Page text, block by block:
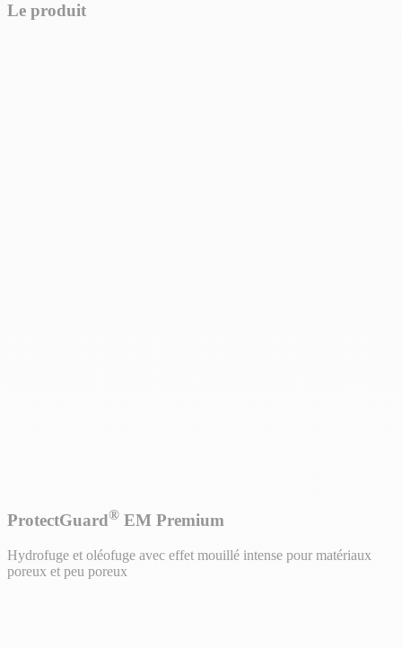
Le produit
ProtectGuard® EM Premium
Hydrofuge et oléofuge avec effet mouillé intense pour matériaux
poreux et peu poreux